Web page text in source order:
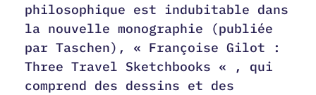
philosophique est indubitable dans
la nouvelle monographie (publiée
par Taschen), « Françoise Gilot :
Three Travel Sketchbooks « , qui
comprend des dessins et des